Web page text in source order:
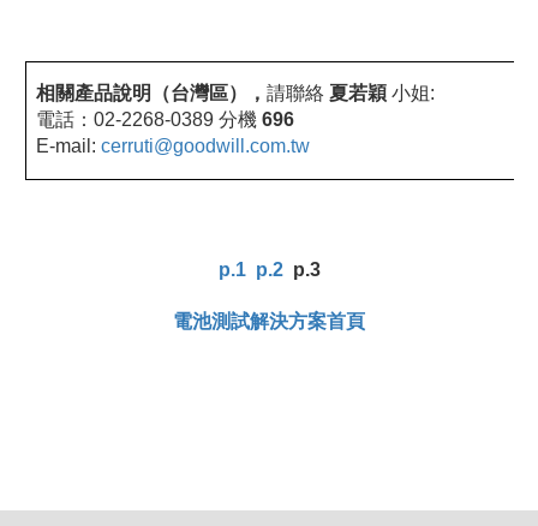
相關產品說明（台灣區）， 請聯絡 夏若穎 小姐:
電話：02-2268-0389 分機 696
E-mail: cerruti@goodwill.com.tw
p.1 p.2p.3
電池測試解決方案首頁